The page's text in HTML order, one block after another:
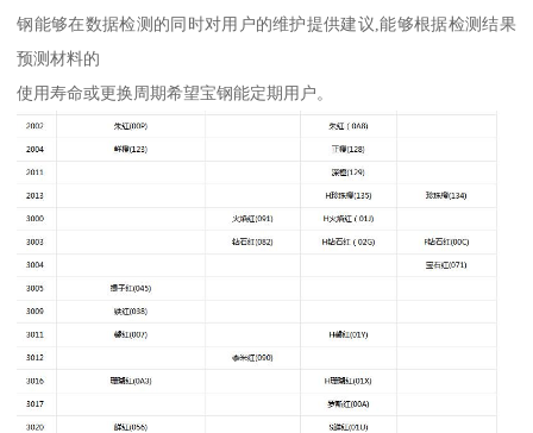
钢能够在数据检测的同时对用户的维护提供建议,能够根据检测结果
预测材料的
使用寿命或更换周期希望宝钢能定期用户。